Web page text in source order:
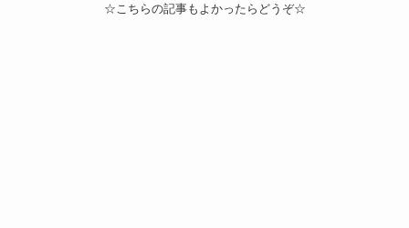
☆こちらの記事もよかったらどうぞ☆